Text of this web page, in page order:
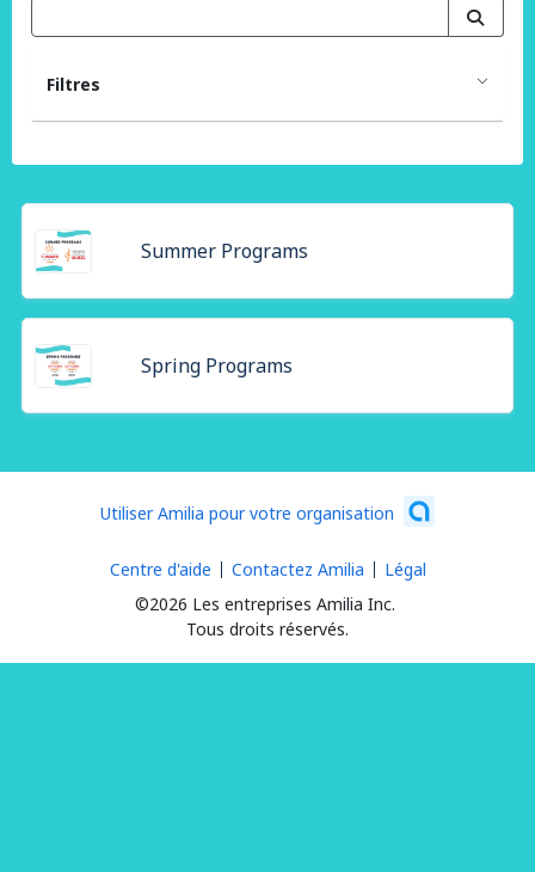
Filtres
Summer Programs
Spring Programs
Utiliser Amilia pour votre organisation
©2026 Les entreprises Amilia Inc.
Tous droits réservés.
Centre d'aide Contactez Amilia Légal